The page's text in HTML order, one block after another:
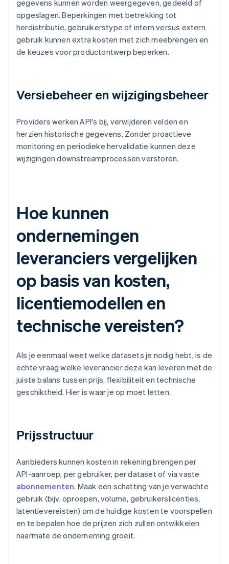
gegevens kunnen worden weergegeven, gedeeld of
opgeslagen. Beperkingen met betrekking tot
herdistributie, gebruikerstype of intern versus extern
gebruik kunnen extra kosten met zich meebrengen en
de keuzes voor productontwerp beperken.
Versiebeheer en wijzigingsbeheer
Providers werken API's bij, verwijderen velden en
herzien historische gegevens. Zonder proactieve
monitoring en periodieke hervalidatie kunnen deze
wijzigingen downstreamprocessen verstoren.
Hoe kunnen
ondernemingen
leveranciers vergelijken
op basis van kosten,
licentiemodellen en
technische vereisten?
Als je eenmaal weet welke datasets je nodig hebt, is de
echte vraag welke leverancier deze kan leveren met de
juiste balans tussen prijs, flexibiliteit en technische
geschiktheid. Hier is waar je op moet letten.
Prijsstructuur
Aanbieders kunnen kosten in rekening brengen per
API-aanroep, per gebruiker, per dataset of via vaste
abonnementen. Maak een schatting van je verwachte
gebruik (bijv. oproepen, volume, gebruikerslicenties,
latentievereisten) om de huidige kosten te voorspellen
en te bepalen hoe de prijzen zich zullen ontwikkelen
naarmate de onderneming groeit.